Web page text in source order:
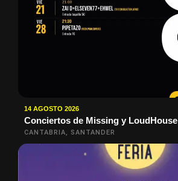
14 AGOSTO 2026
Conciertos de Missing y LoudHouse
CANTABRIA, SANTANDER